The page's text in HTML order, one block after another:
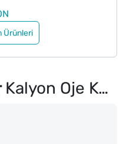
Ürünleri
Kalyon Oje Kurutucu Tırnak Eti Nemlendirici Sprey